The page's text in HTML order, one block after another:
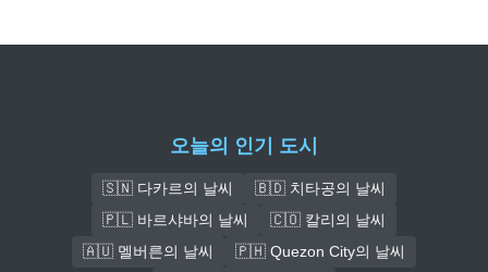
오늘의 인기 도시
🇸🇳 다카르의 날씨
🇧🇩 치타공의 날씨
🇵🇱 바르샤바의 날씨
🇨🇴 칼리의 날씨
🇦🇺 멜버른의 날씨
🇵🇭 Quezon City의 날씨